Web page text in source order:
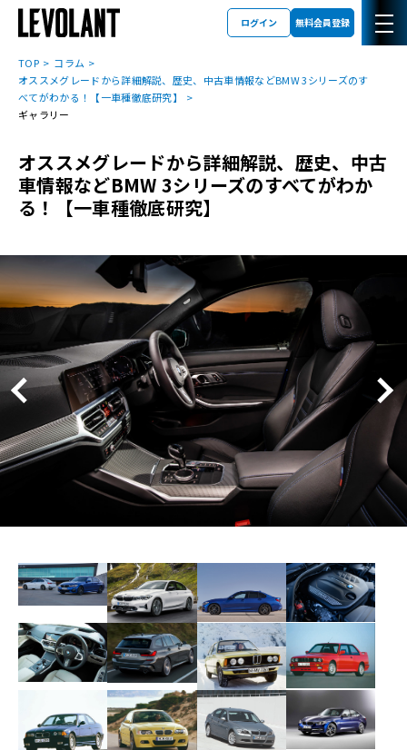
ログイン 無料会員登録
TOP
コラム
オススメグレードから詳細解説、歴史、中古車情報などBMW 3シリーズのす
べてがわかる！【一車種徹底研究】
ギャラリー
オススメグレードから詳細解説、歴史、中古
車情報などBMW 3シリーズのすべてがわか
る！【一車種徹底研究】